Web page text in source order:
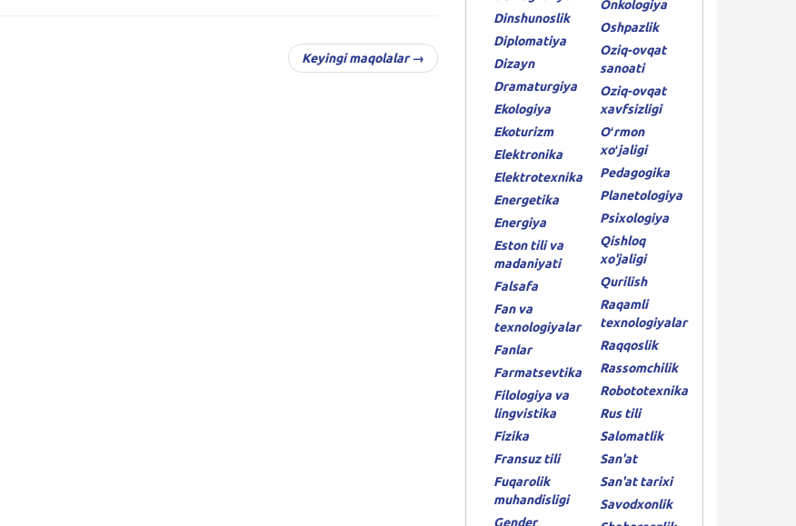
Keyingi maqolalar →
Dinshunoslik
Diplomatiya
Dizayn
Dramaturgiya
Ekologiya
Ekoturizm
Elektronika
Elektrotexnika
Energetika
Energiya
Eston tili va
madaniyati
Falsafa
Fan va
texnologiyalar
Fanlar
Farmatsevtika
Filologiya va
lingvistika
Fizika
Fransuz tili
Fuqarolik
muhandisligi
Gender
Onkologiya
Oshpazlik
Oziq-ovqat
sanoati
Oziq-ovqat
xavfsizligi
Oʻrmon
xoʻjaligi
Pedagogika
Planetologiya
Psixologiya
Qishloq
xo'jaligi
Qurilish
Raqamli
texnologiyalar
Raqqoslik
Rassomchilik
Robototexnika
Rus tili
Salomatlik
San'at
San'at tarixi
Savodxonlik